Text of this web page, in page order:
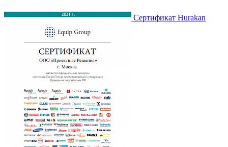
Сертификат Hurakan